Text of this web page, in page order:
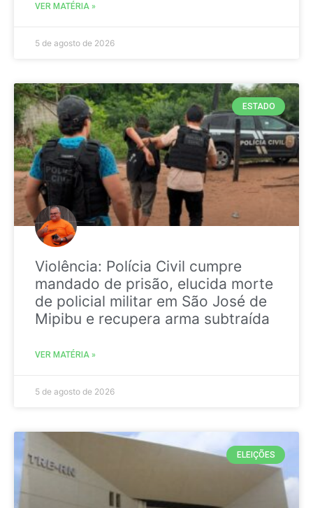
VER MATÉRIA »
5 de agosto de 2026
ESTADO
Violência: Polícia Civil cumpre
mandado de prisão, elucida morte
de policial militar em São José de
Mipibu e recupera arma subtraída
VER MATÉRIA »
5 de agosto de 2026
ELEIÇÕES